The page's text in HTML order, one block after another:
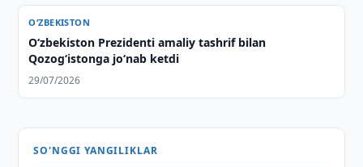
O‘ZBEKISTON
Oʻzbekiston Prezidenti amaliy tashrif bilan
Qozogʻistonga joʻnab ketdi
29/07/2026
SO'NGGI YANGILIKLAR